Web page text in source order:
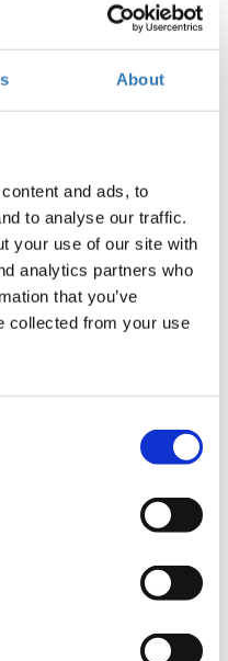
About
and ads, to
to analyse our traffic.
your use of our site with
analytics partners who
that you’ve
collected from your use
περίοδος
εγγραφών
| 16.00
εγγραφών
έχει λήξει.
| 10.00 -
εγγραφών
έχει λήξει.
περίοδος
έχει λήξει.